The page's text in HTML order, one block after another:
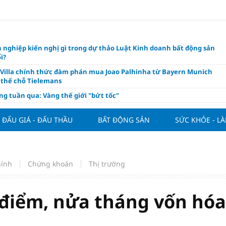
nghiệp kiến nghị gì trong dự thảo Luật Kinh doanh bất động sản
chính thức đàm phán mua Joao Palhinha từ Bayern Munich
chỗ Tielemans
tuần qua: Vàng thế giới "bứt tốc"
công bố và chính thức mở màn Vòng sơ khảo Miss Galaxy Việt
Đỉnh cao nhan sắc trong kỷ nguyên số
giá quyền sử dụng đất và khách sạn tại tại số 8 - 10 Chu Văn An
phẩm giàu chất xơ tốt nhất thúc đẩy giảm cân, bảo vệ tim mạch
hàng cắt giảm nghìn nhân sự, tăng thu nhập cho nhân viên
giá rẻ và chiến lược chọn lọc cho nhà đầu tư cá nhân
cư xây mới có niên hạn sử dụng: Giá trị căn hộ sẽ được nhìn lại?
ĐẤU GIÁ - ĐẤU THẦU BẤT ĐỘNG SẢN SỨC KHỎE -
Chứng khoán Thị trường
nửa tháng vốn hóa